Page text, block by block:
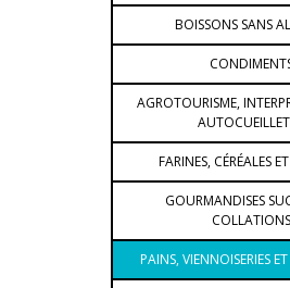
BOISSONS SANS
AGROTOURISME,
FARINES, CÉRÉALES
GOURMANDISES
COLLATIONS
PAINS, VIENNOISERIES ET